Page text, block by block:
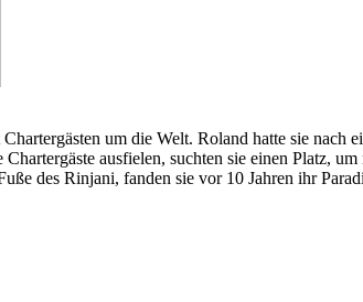
um die Welt. Roland hatte sie nach
ausfielen, suchten sie einen Platz,
des Rinjani, fanden sie vor 10 Jahren ihr